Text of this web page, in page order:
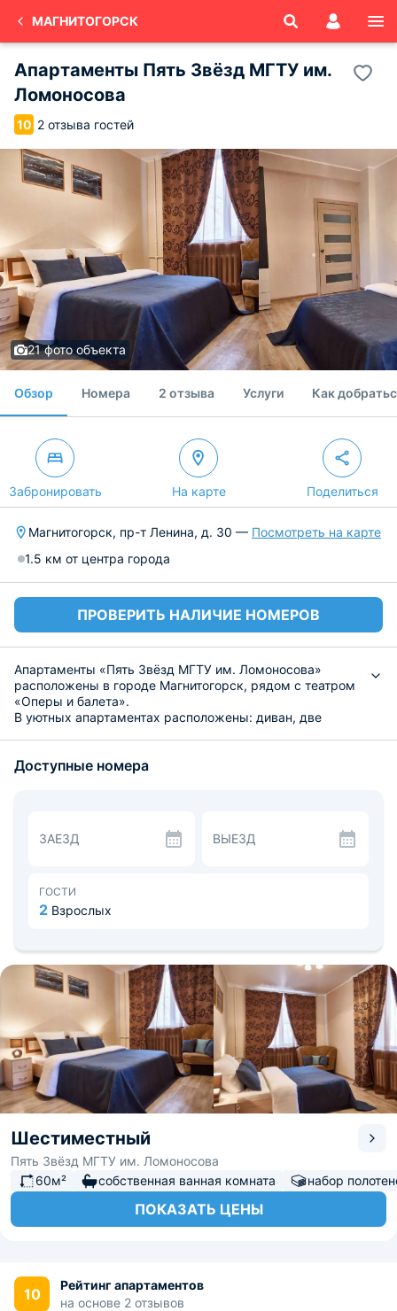
МАГНИТОГОРСК
Апартаменты Пять Звёзд МГТУ им.
Ломоносова
10 2 отзыва гостей
21 фото объекта
Обзор Номера 2 отзыва Услуги Как
Забронировать На карте Поделиться
Магнитогорск, пр-т Ленина, д. 30 — Посмотреть на карте
1.5 км от центра города
ПРОВЕРИТЬ НАЛИЧИЕ НОМЕРОВ
Апартаменты «Пять Звёзд МГТУ им. Ломоносова»
расположены в городе Магнитогорск, рядом с театром
«Оперы и балета».
В уютных апартаментах расположены: диван, две
собственная ванная комната, в которой есть
гарнитуром, плитой, холодильником, электрическим
чайником и микроволновой печью, а так же
апартаментов, сразу за ним «Театральный» сквер, в
700м расположена достопримечательность
«Магнитогорск» - 1,8км, автовокзала «ТК Локомотив» -
1,9км, а до аэропорта - 22,1км.
Доступные номера
ЗАЕЗД ВЫЕЗД
ГОСТИ
2 Взрослых
Шестиместный
Пять Звёзд МГТУ им. Ломоносова
60м²
собственная ванная комната набор
ПОКАЗАТЬ ЦЕНЫ
10
Рейтинг апартаментов
на основе 2 отзывов